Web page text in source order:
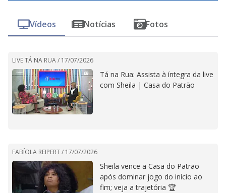
Vídeos Notícias Fotos
LIVE TÁ NA RUA / 17/07/2026
Tá na Rua: Assista à íntegra da live
com Sheila | Casa do Patrão
FABÍOLA REIPERT / 17/07/2026
Sheila vence a Casa do Patrão
após dominar jogo do início ao
fim; veja a trajetória 🏆